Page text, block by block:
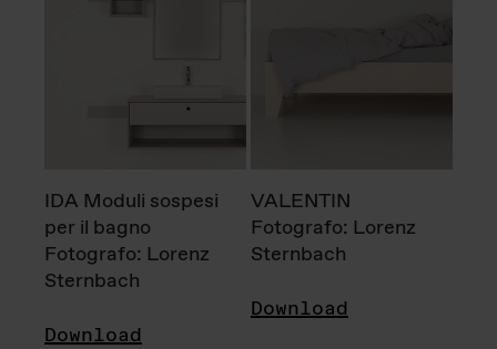
IDA Moduli sospesi
per il bagno
Fotografo: Lorenz
Sternbach
Download
VALENTIN
Fotografo: Lorenz
Sternbach
Download